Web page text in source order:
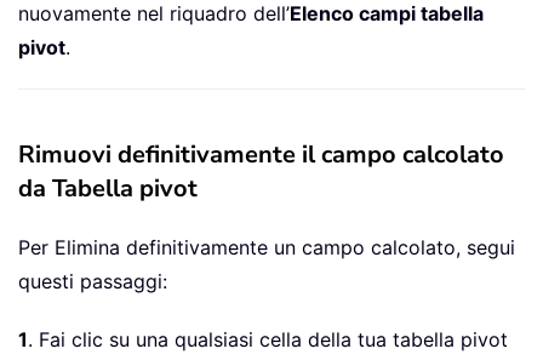
nuovamente nel riquadro dell’Elenco campi tabella
pivot.
Rimuovi definitivamente il campo calcolato
da Tabella pivot
Per Elimina definitivamente un campo calcolato, segui
questi passaggi:
1. Fai clic su una qualsiasi cella della tua tabella pivot